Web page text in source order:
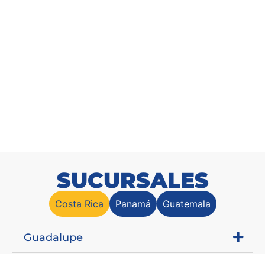
SUCURSALES
Costa Rica Panamá Guatemala
Guadalupe